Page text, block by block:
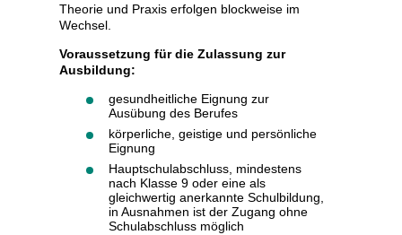
Theorie und Praxis erfolgen blockweise im
Wechsel.
Voraussetzung für die Zulassung zur
Ausbildung:
gesundheitliche Eignung zur
Ausübung des Berufes
körperliche, geistige und persönliche
Eignung
Hauptschulabschluss, mindestens
nach Klasse 9 oder eine als
gleichwertig anerkannte Schulbildung,
in Ausnahmen ist der Zugang ohne
Schulabschluss möglich